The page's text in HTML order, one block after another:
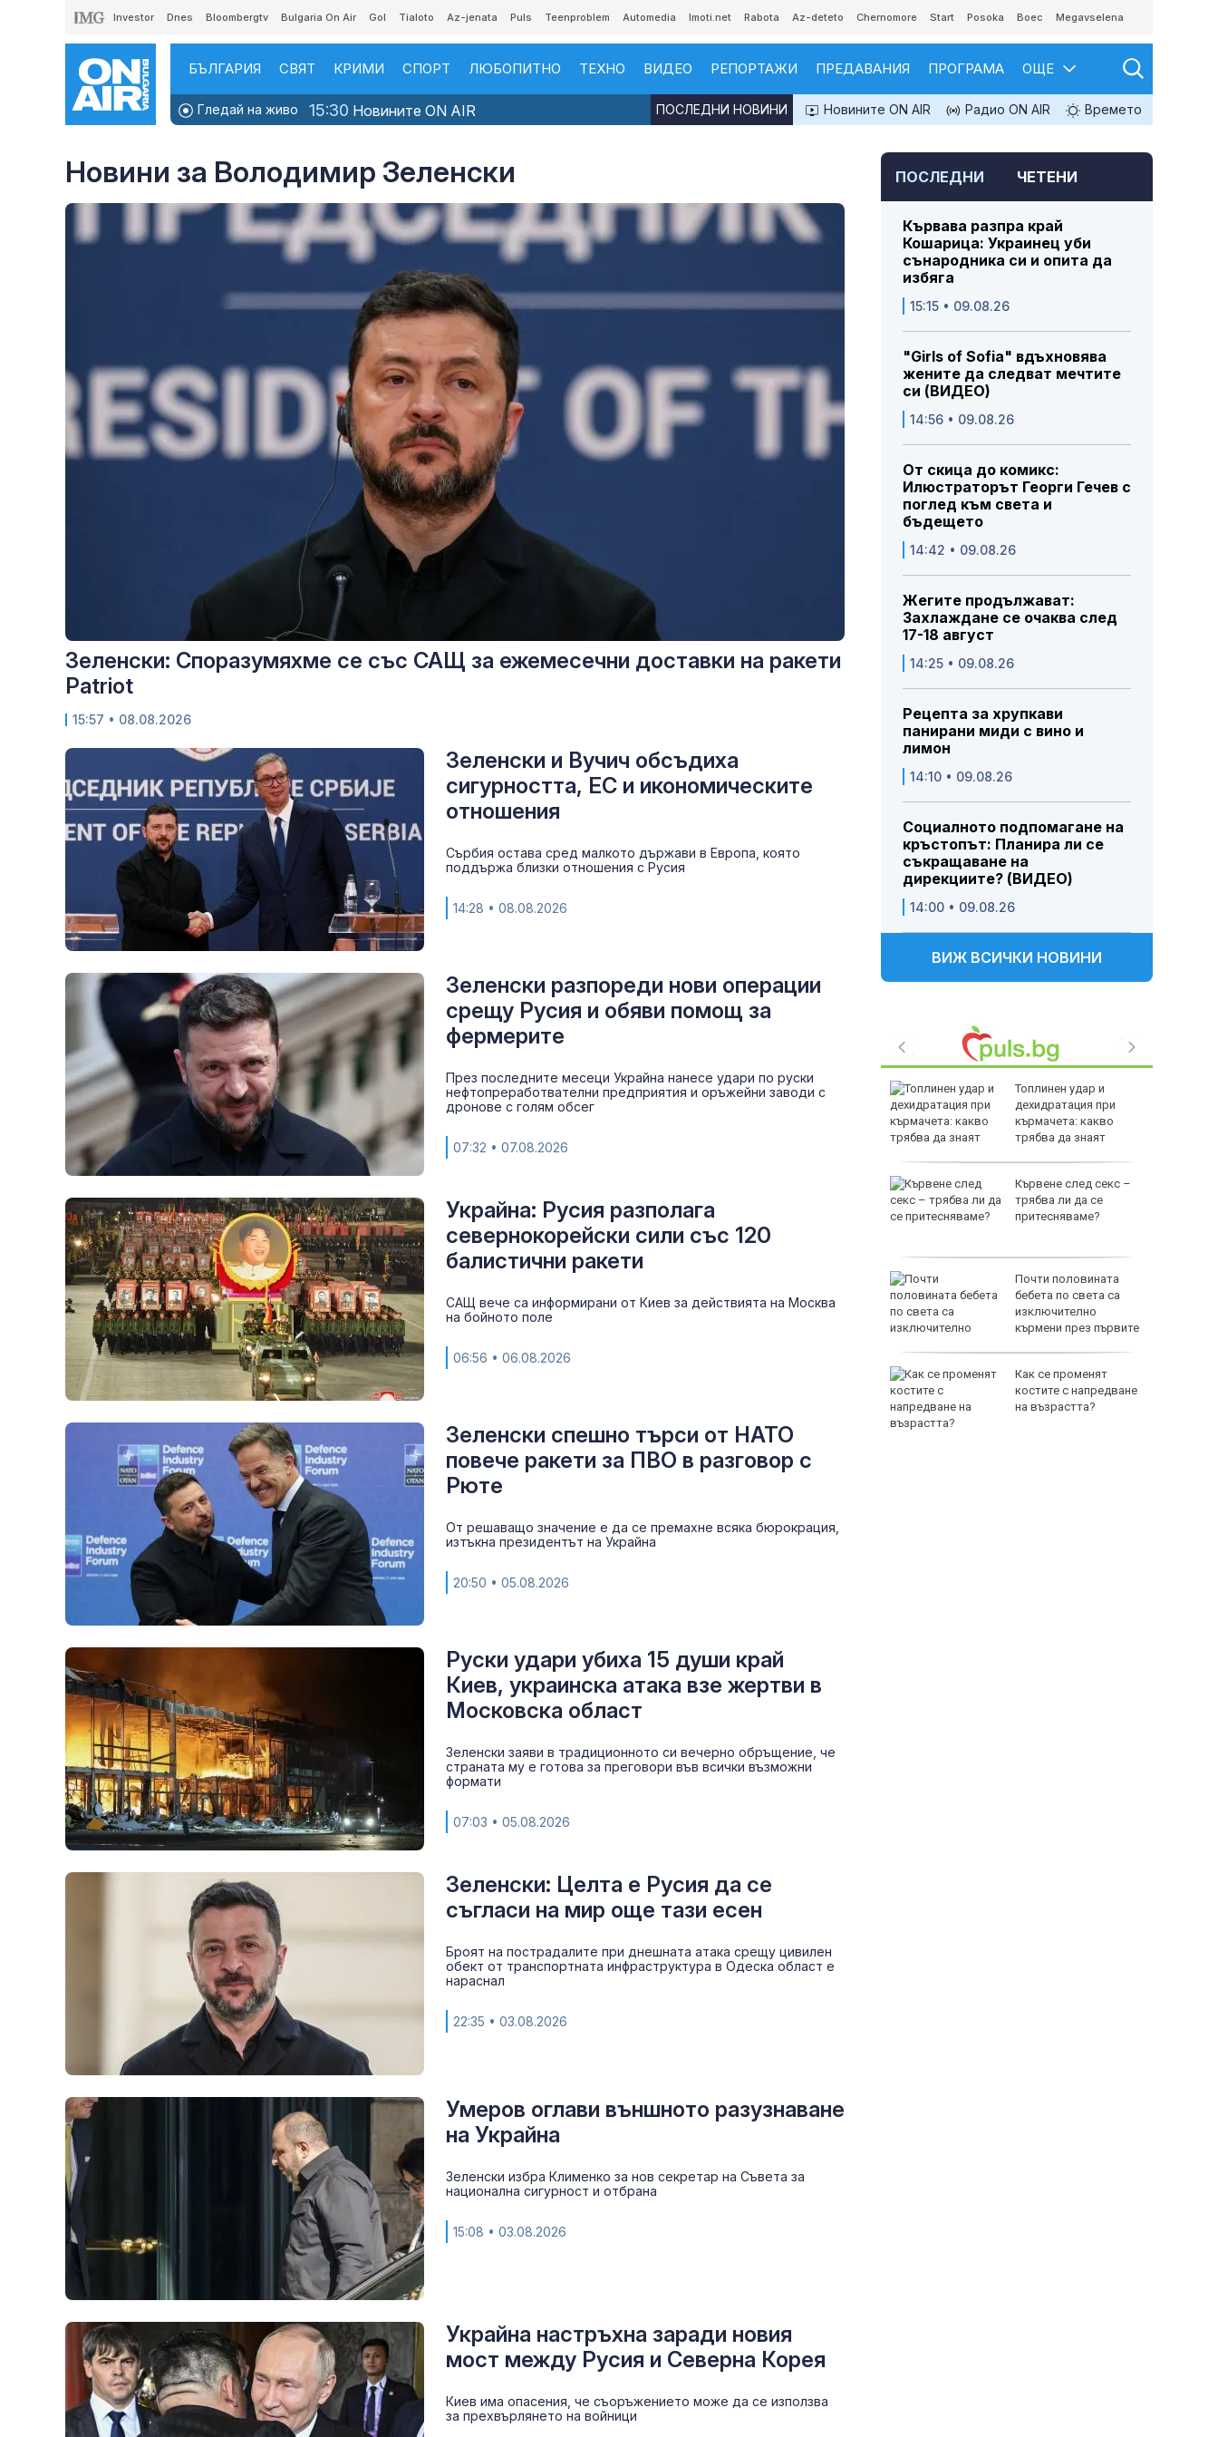
Investor Dnes Bloombergtv Bulgaria On Air Gol Tialoto Az-jenata Puls Teenproblem Automedia Imoti.net Rabota Az-deteto Chernomore Start Posoka Boec Megavselena
БЪЛГАРИЯ СВЯТ КРИМИ СПОРТ ЛЮБОПИТНО ТЕХНО ВИДЕО РЕПОРТАЖИ ПРЕДАВАНИЯ ПРОГРАМА ОЩЕ
Гледай на живо 15:30 Новините ON AIR Новините ON AIR Радио ON AIR Времето
ПОСЛЕДНИ НОВИНИ
Новини за Володимир Зеленски
Зеленски: Споразумяхме се със САЩ за ежемесечни доставки на ракети
Patriot
15:57 • 08.08.2026
Зеленски и Вучич обсъдиха
сигурността, ЕС и икономическите
отношения
Сърбия остава сред малкото държави в Европа, която
поддържа близки отношения с Русия
14:28 • 08.08.2026
Зеленски разпореди нови операции
срещу Русия и обяви помощ за
фермерите
През последните месеци Украйна нанесе удари по руски
нефтопреработвателни предприятия и оръжейни заводи с
дронове с голям обсег
07:32 • 07.08.2026
Украйна: Русия разполага
севернокорейски сили със 120
балистични ракети
САЩ вече са информирани от Киев за действията на Москва
на бойното поле
06:56 • 06.08.2026
Зеленски спешно търси от НАТО
повече ракети за ПВО в разговор с
Рюте
От решаващо значение е да се премахне всяка бюрокрация,
изтъкна президентът на Украйна
20:50 • 05.08.2026
Руски удари убиха 15 души край
Киев, украинска атака взе жертви в
Московска област
Зеленски заяви в традиционното си вечерно обръщение, че
страната му е готова за преговори във всички възможни
формати
07:03 • 05.08.2026
Зеленски: Целта е Русия да се
съгласи на мир още тази есен
Броят на пострадалите при днешната атака срещу цивилен
обект от транспортната инфраструктура в Одеска област е
нараснал
22:35 • 03.08.2026
Умеров оглави външното разузнаване
на Украйна
Зеленски избра Клименко за нов секретар на Съвета за
национална сигурност и отбрана
15:08 • 03.08.2026
Украйна настръхна заради новия
мост между Русия и Северна Корея
Киев има опасения, че съоръжението може да се използва
за прехвърлянето на войници
ПОСЛЕДНИ ЧЕТЕНИ
Кървава разпра край
Кошарица: Украинец уби
сънародника си и опита да
избяга
15:15 • 09.08.26
"Girls of Sofia" вдъхновява
жените да следват мечтите
си (ВИДЕО)
14:56 • 09.08.26
От скица до комикс:
Илюстраторът Георги Гечев с
поглед към света и
бъдещето
14:42 • 09.08.26
Жегите продължават:
Захлаждане се очаква след
17-18 август
14:25 • 09.08.26
Рецепта за хрупкави
панирани миди с вино и
лимон
14:10 • 09.08.26
Социалното подпомагане на
кръстопът: Планира ли се
съкращаване на
дирекциите? (ВИДЕО)
14:00 • 09.08.26
ВИЖ ВСИЧКИ НОВИНИ
Знаем всички им слаби
Сабаленка в Торонто
Топлинен удар и
дехидратация при
кърмачета: какво
трябва да знаят
Кървене след секс –
трябва ли да се
притесняваме?
Почти половината
бебета по света са
изключително
кърмени през първите
Как се променят
костите с напредване
на възрастта?